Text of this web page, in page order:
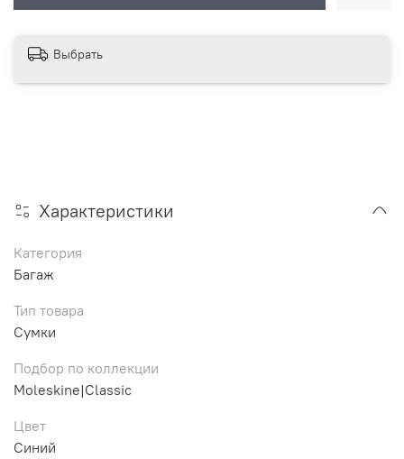
Выбрать
Характеристики
Категория
Багаж
Тип товара
Сумки
Подбор по коллекции
Moleskine|Classic
Цвет
Синий